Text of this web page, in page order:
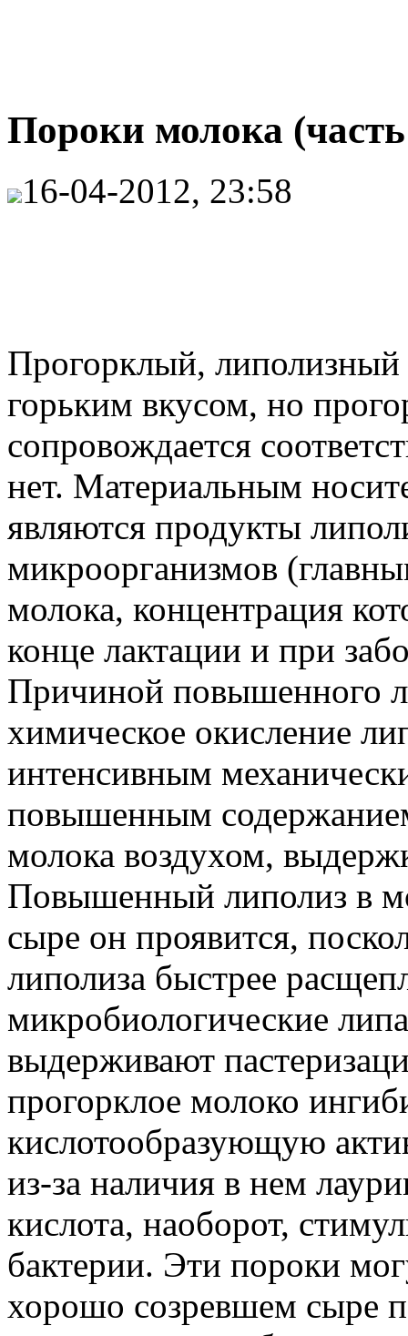
Пороки молока
16-04-2012, 23:58
Прогорклый, липолизный
горьким вкусом, но
сопровождается
нет. Материальным
являются продукты
микроорганизмов
молока, концентрация
конце лактации и при
Причиной повышенного
химическое окисление
интенсивным
повышенным
молока воздухом,
Повышенный липолиз в
сыре он проявится,
липолиза быстрее
микробиологические
выдерживают
прогорклое молоко
кислотообразующую
из-за наличия в нем
кислота, наоборот,
бактерии. Эти пороки
хорошо созревшем сыре